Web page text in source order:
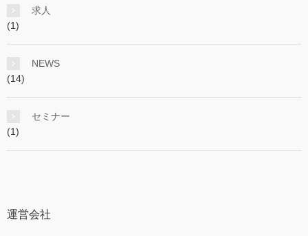
求人
(1)
NEWS
(14)
セミナー
(1)
運営会社